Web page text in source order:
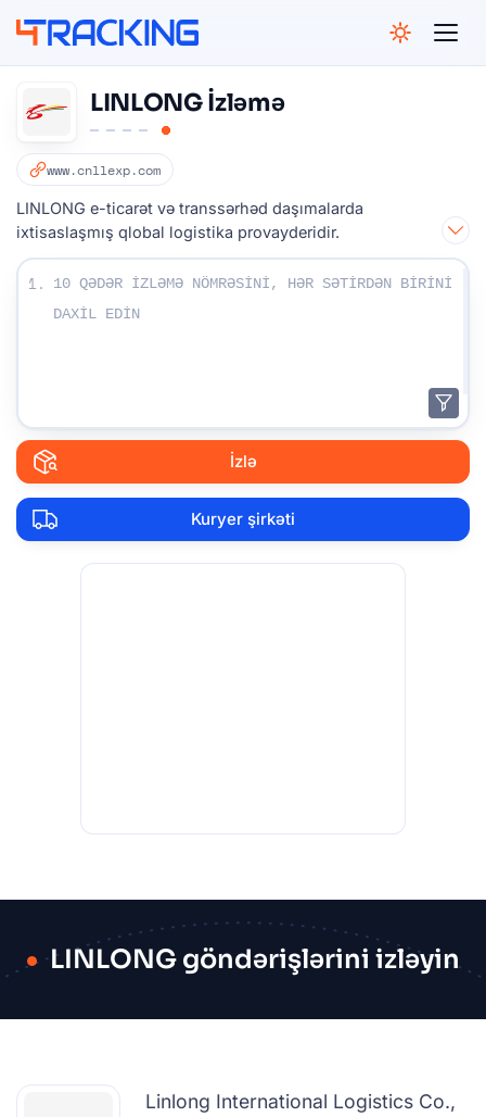
LINLONG İzləmə
www.cnllexp.com
LINLONG e-ticarət və transsərhəd daşımalarda
ixtisaslaşmış qlobal logistika provayderidir.
İzləmə nömrələrinizi daxil edin:
1.
İzlə
Kuryer şirkəti
LINLONG göndərişlərini izləyin
Linlong International Logistics Co.,